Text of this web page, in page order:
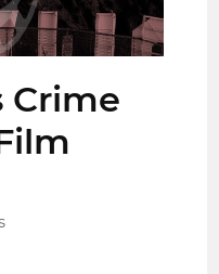
Crime